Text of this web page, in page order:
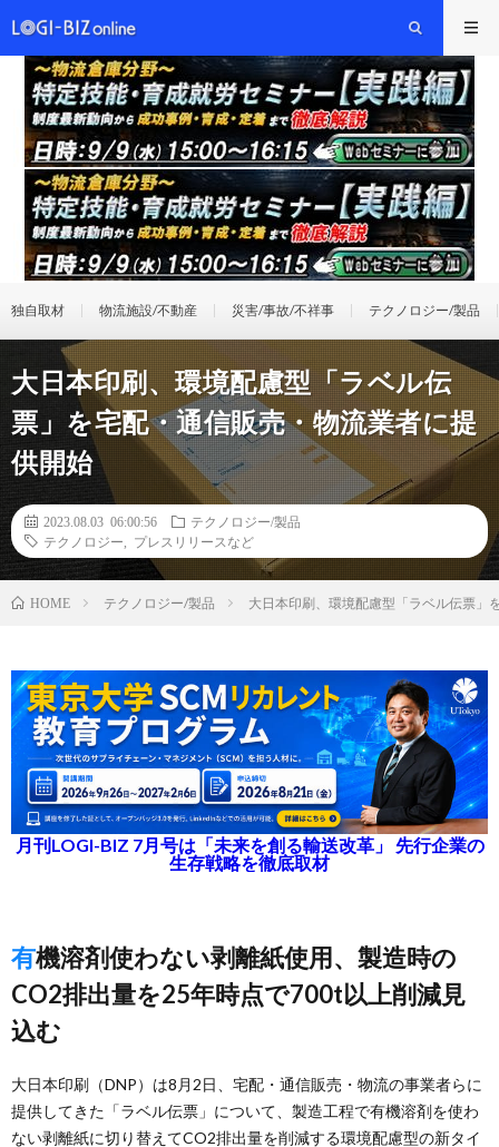
独自取材 物流施設/不動産 災害/事故/不祥事 テクノロジー/製品
大日本印刷、環境配慮型「ラベル伝
票」を宅配・通信販売・物流業者に提
供開始
2023.08.03 06:00:56
テクノロジー/製品
テクノロジー
プレスリリースなど
HOME テクノロジー/製品 大日本印刷、環境配慮型「ラベル伝票」
月刊LOGI-BIZ 7月号は「未来を創る輸送改革」 先行企業の
生存戦略を徹底取材
有機溶剤使わない剥離紙使用、製造時の
CO2排出量を25年時点で700t以上削減見
込む
大日本印刷（DNP）は8月2日、宅配・通信販売・物流の事業者らに
提供してきた「ラベル伝票」について、製造工程で有機溶剤を使わ
ない剥離紙に切り替えてCO2排出量を削減する環境配慮型の新タイ